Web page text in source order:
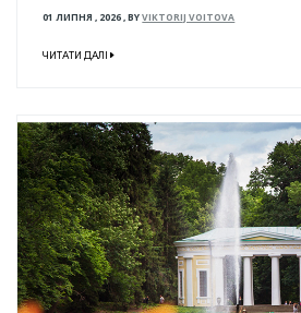
01 ЛИПНЯ , 2026,BYVIKTORIJ VOITOVA
ЧИТАТИ ДАЛІ